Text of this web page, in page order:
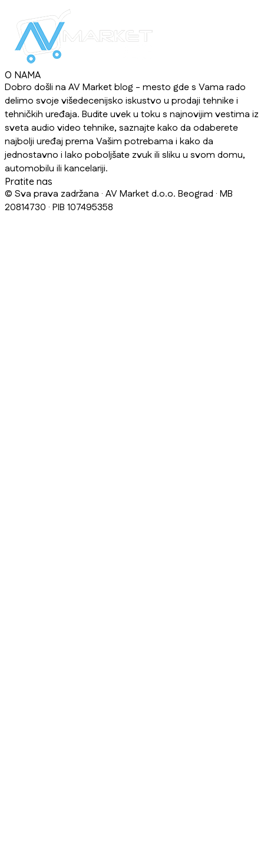
O NAMA
Dobro došli na AV Market blog - mesto gde s Vama rado
delimo svoje višedecenijsko iskustvo u prodaji tehnike i
tehničkih uređaja. Budite uvek u toku s najnovijim vestima iz
sveta audio video tehnike, saznajte kako da odaberete
najbolji uređaj prema Vašim potrebama i kako da
jednostavno i lako poboljšate zvuk ili sliku u svom domu,
automobilu ili kancelariji.
Pratite nas
© Sva prava zadržana · AV Market d.o.o. Beograd · MB
20814730 · PIB 107495358